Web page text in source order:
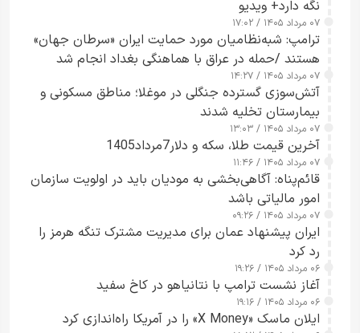
نگه دارد+ ویدیو
۰۷ مرداد ۱۴۰۵ / ۱۷:۰۲
ترامپ: شبه‌نظامیان مورد حمایت ایران «سرطان جهان»
هستند /حمله در عراق با هماهنگی بغداد انجام شد
۰۷ مرداد ۱۴۰۵ / ۱۴:۲۷
آتش‌سوزی گسترده جنگلی در موغلا؛ مناطق مسکونی و
بیمارستان تخلیه شدند
۰۷ مرداد ۱۴۰۵ / ۱۳:۰۳
آخرین قیمت طلا، سکه و دلار7مرداد1405
۰۷ مرداد ۱۴۰۵ / ۱۱:۴۶
قائم‌پناه: آگاهی‌بخشی به مودیان باید در اولویت سازمان
امور مالیاتی باشد
۰۷ مرداد ۱۴۰۵ / ۰۹:۲۶
ایران پیشنهاد عمان برای مدیریت مشترک تنگه هرمز را
رد کرد
۰۶ مرداد ۱۴۰۵ / ۱۹:۲۶
آغاز نشست ترامپ با نتانیاهو در کاخ سفید
۰۶ مرداد ۱۴۰۵ / ۱۹:۱۶
ایلان ماسک «X Money» را در آمریکا راه‌اندازی کرد